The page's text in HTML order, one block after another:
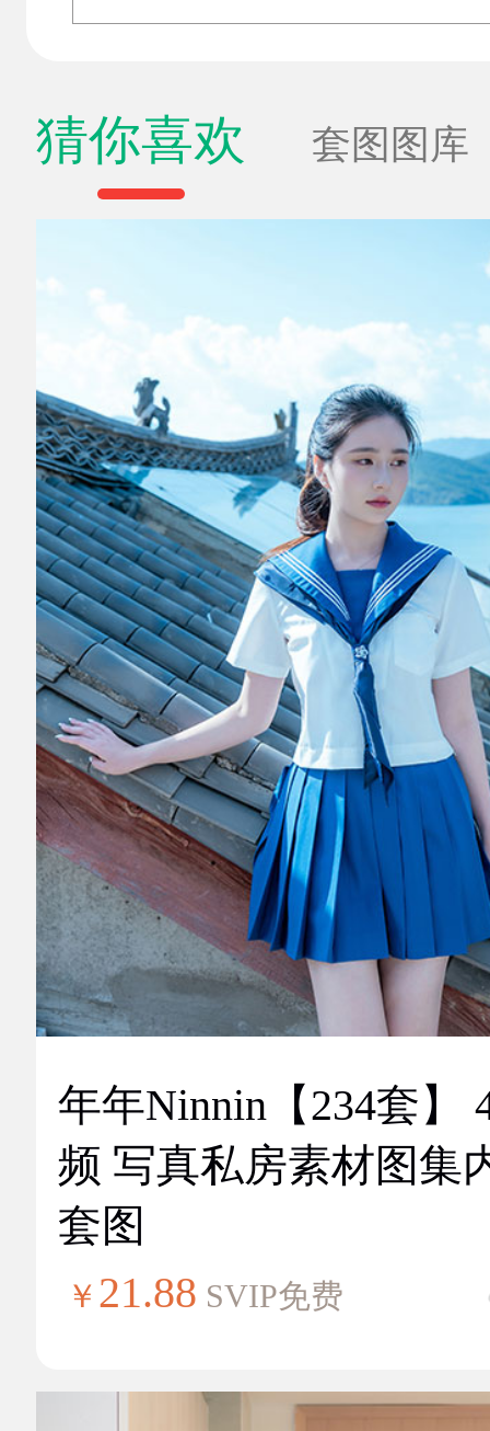
猜你喜欢 套图图库
年年Ninnin【234套】
频 写真私房素材图集
套图
￥ 21.88 SVIP免费